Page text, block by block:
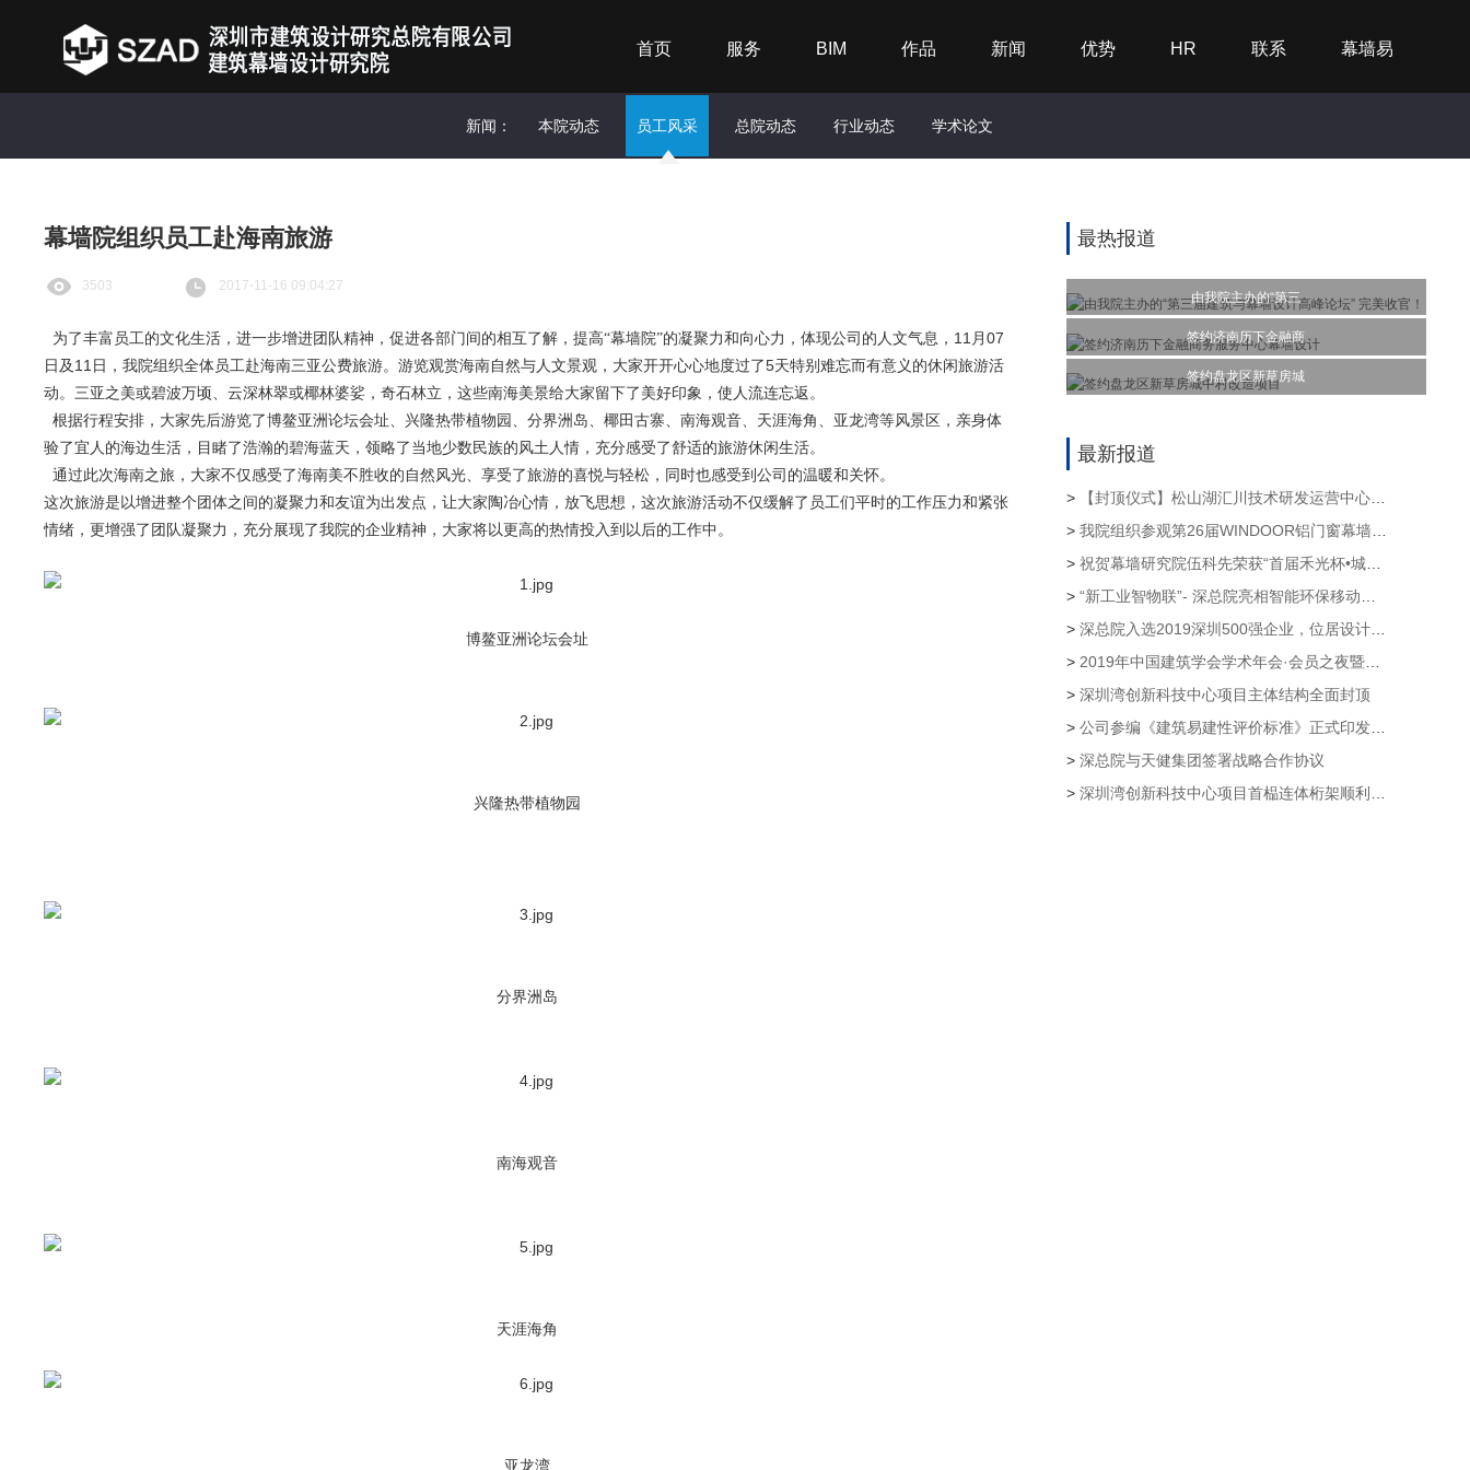
首页 服务 BIM 作品 新闻 优势 HR 联系 幕墙易
新闻： 本院动态 员工风采 总院动态 行业动态 学术论文
幕墙院组织员工赴海南旅游
3503 2017-11-16 09:04:27
为了丰富员工的文化生活，进一步增进团队精神，促进各部门间的相互了解，提高“幕墙院”的凝聚力和向心力，体现公司的人文气息， 11 月07
日及 11 日，我院组织全体员工赴海南三亚公费旅游。游览观赏海南自然与人文景观，大家开开心心地度过了5天特别难忘而有意义的休闲旅游活
动。三亚之美或碧波万顷、云深林翠或椰林婆娑，奇石林立，这些南海美景给大家留下了美好印象，使人流连忘返。
根据行程安排，大家先后游览了博鳌亚洲论坛会址、兴隆热带植物园、分界洲岛、椰田古寨、南海观音、天涯海角、亚龙湾等风景区，亲身体
验了宜人的海边生活，目睹了浩瀚的碧海蓝天，领略了当地少数民族的风土人情，充分感受了舒适的旅游休闲生活。
通过此次海南之旅，大家不仅感受了海南美不胜收的自然风光、享受了旅游的喜悦与轻松，同时也感受到公司的温暖和关怀。
这次旅游是以增进整个团体之间的凝聚力和友谊为出发点，让大家陶冶心情，放飞思想，这次旅游活动不仅缓解了员工们平时的工作压力和紧张
情绪，更增强了团队凝聚力，充分展现了我院的企业精神，大家将以更高的热情投入到以后的工作中。
博鳌亚洲论坛会址
兴隆热带植物园
分界洲岛
南海观音
天涯海角
亚龙湾
最热报道
由我院主办的“第三
签约济南历下金融商
签约盘龙区新草房城
最新报道
>
【封顶仪式】松山湖汇川技术研发运营中心项目主体结构封顶仪式隆重举行
>我院组织参观第26届WINDOOR铝门窗幕墙新产品博览会
>祝贺幕墙研究院伍科先荣获“首届禾光杯•城市光环境规划设计大赛”创意奖
>“新工业智物联”- 深总院亮相智能环保移动公厕第21届高交会
>深总院入选2019深圳500强企业，位居设计企业第一
>2019年中国建筑学会学术年会·会员之夜暨颁奖典礼 公司荣获多个奖项
>深圳湾创新科技中心项目主体结构全面封顶
>公司参编《建筑易建性评价标准》正式印发实施
>深总院与天健集团签署战略合作协议
>深圳湾创新科技中心项目首榀连体桁架顺利提升